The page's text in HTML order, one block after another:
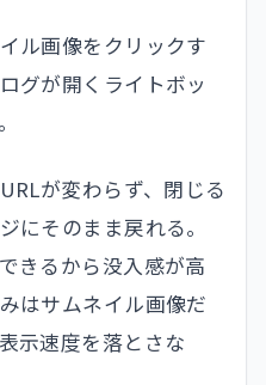
ル画像をクリックす
グが開くライトボッ
が変わらず、閉じる
にそのまま戻れる。
きるから没入感が高
はサムネイル画像だ
示速度を落とさな